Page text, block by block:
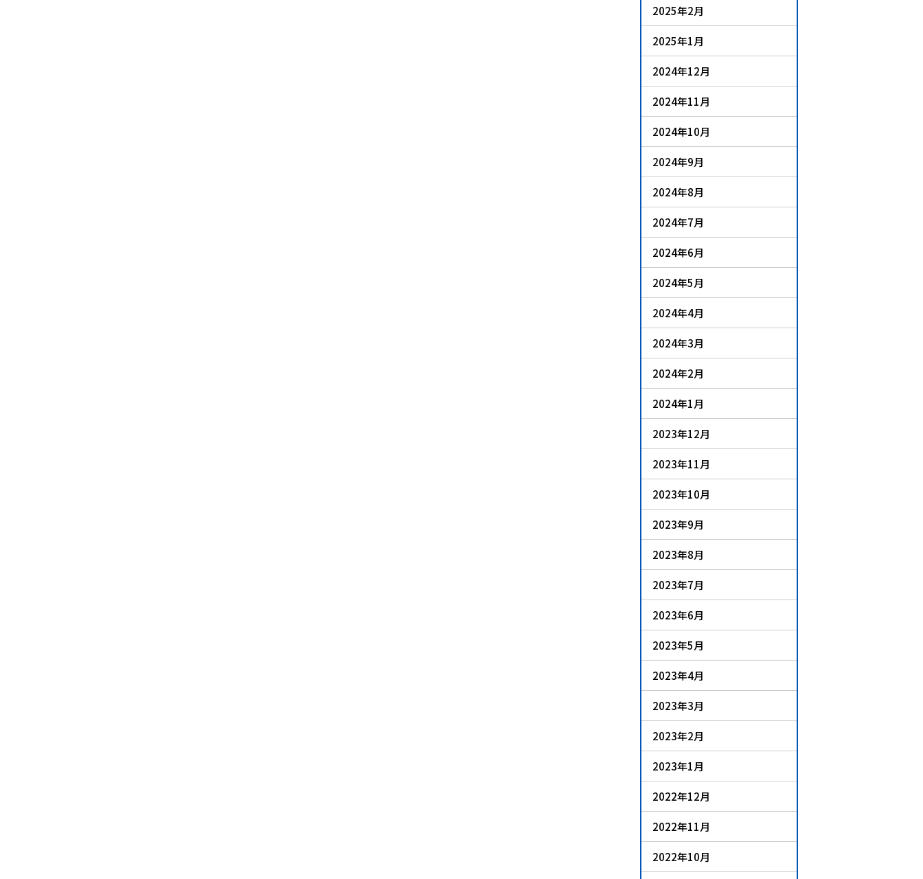
2025年2月
2025年1月
2024年12月
2024年11月
2024年10月
2024年9月
2024年8月
2024年7月
2024年6月
2024年5月
2024年4月
2024年3月
2024年2月
2024年1月
2023年12月
2023年11月
2023年10月
2023年9月
2023年8月
2023年7月
2023年6月
2023年5月
2023年4月
2023年3月
2023年2月
2023年1月
2022年12月
2022年11月
2022年10月